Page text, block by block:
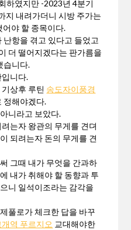
하였지만 -2023년 4분기
지 내려가더니 시방 주가는
어야 할 종목이다.
난항을 겪고 있다고 들었고
더 떨어지겠다는 판가름을
습니다.
니다.
상후 루틴 송도자이풍경
정해야겠다.
니라고 보았다.
는자 왕관의 무게를 견뎌
되려는자 돈의 무게를 견
그때 내가 무엇을 간과하
내가 취해야 할 동향과 투
니 일석이조라는 감각을
풀로가 체크한 답을 바꾸
역 푸르지오 교대해야한